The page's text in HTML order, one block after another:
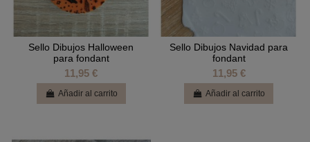
Sello Dibujos Halloween
para fondant
11,95 €
Añadir al carrito
Sello Dibujos Navidad para
fondant
11,95 €
Añadir al carrito